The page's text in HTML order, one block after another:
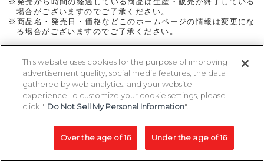
場合がございますのでご了承ください。
※商品名・発売日・価格などこのホームページの情報は変更にな
る場合がございますのでご了承ください。
ページトップに戻る
Copyright 2005-2026 MegaHouse Corporation. All rights reserved.
All other products are trademarks or registed of their respective owners.
コピーライト一覧を表示する
This website uses cookies for the purpose of improving
advertisement quality, social media features, the data
gathered by web analytics, and your website
experience.To customize your cookie settings, please
click " Do Not Sell My Personal Information".
Under the age of 16
Over the age of 16